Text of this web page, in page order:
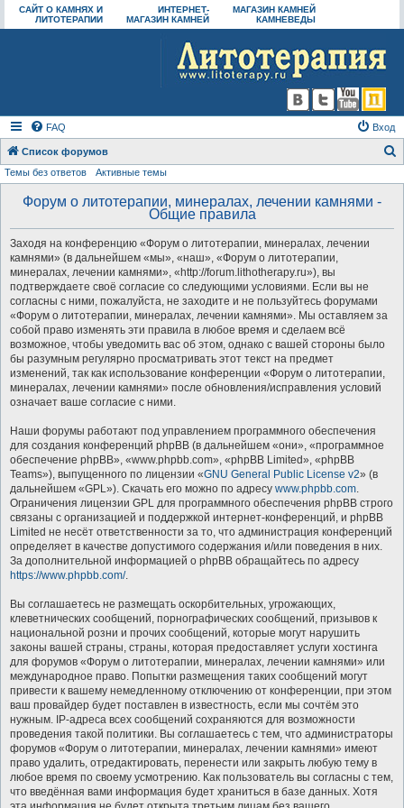
САЙТ О КАМНЯХ И
ЛИТОТЕРАПИИ
ИНТЕРНЕТ-
МАГАЗИН КАМНЕЙ
МАГАЗИН КАМНЕЙ
КАМНЕВЕДЫ
FAQ Вход
Список форумов
Темы без ответов Активные темы
Форум о литотерапии, минералах, лечении камнями -
Общие правила
Заходя на конференцию «Форум о литотерапии, минералах, лечении
камнями» (в дальнейшем «мы», «наш», «Форум о литотерапии,
минералах, лечении камнями», «http://forum.lithotherapy.ru»), вы
подтверждаете своё согласие со следующими условиями. Если вы не
согласны с ними, пожалуйста, не заходите и не пользуйтесь форумами
«Форум о литотерапии, минералах, лечении камнями». Мы оставляем за
собой право изменять эти правила в любое время и сделаем всё
возможное, чтобы уведомить вас об этом, однако с вашей стороны было
бы разумным регулярно просматривать этот текст на предмет
изменений, так как использование конференции «Форум о литотерапии,
минералах, лечении камнями» после обновления/исправления условий
означает ваше согласие с ними.
Наши форумы работают под управлением программного обеспечения
для создания конференций phpBB (в дальнейшем «они», «программное
обеспечение phpBB», «www.phpbb.com», «phpBB Limited», «phpBB
Teams»), выпущенного по лицензии «GNU General Public License v2» (в
дальнейшем «GPL»). Скачать его можно по адресу www.phpbb.com.
Ограничения лицензии GPL для программного обеспечения phpBB строго
связаны с организацией и поддержкой интернет-конференций, и phpBB
Limited не несёт ответственности за то, что администрация конференций
определяет в качестве допустимого содержания и/или поведения в них.
За дополнительной информацией о phpBB обращайтесь по адресу
https://www.phpbb.com/.
Вы соглашаетесь не размещать оскорбительных, угрожающих,
клеветнических сообщений, порнографических сообщений, призывов к
национальной розни и прочих сообщений, которые могут нарушить
законы вашей страны, страны, которая предоставляет услуги хостинга
для форумов «Форум о литотерапии, минералах, лечении камнями» или
международное право. Попытки размещения таких сообщений могут
привести к вашему немедленному отключению от конференции, при этом
ваш провайдер будет поставлен в известность, если мы сочтём это
нужным. IP-адреса всех сообщений сохраняются для возможности
проведения такой политики. Вы соглашаетесь с тем, что администраторы
форумов «Форум о литотерапии, минералах, лечении камнями» имеют
право удалить, отредактировать, перенести или закрыть любую тему в
любое время по своему усмотрению. Как пользователь вы согласны с тем,
что введённая вами информация будет храниться в базе данных. Хотя